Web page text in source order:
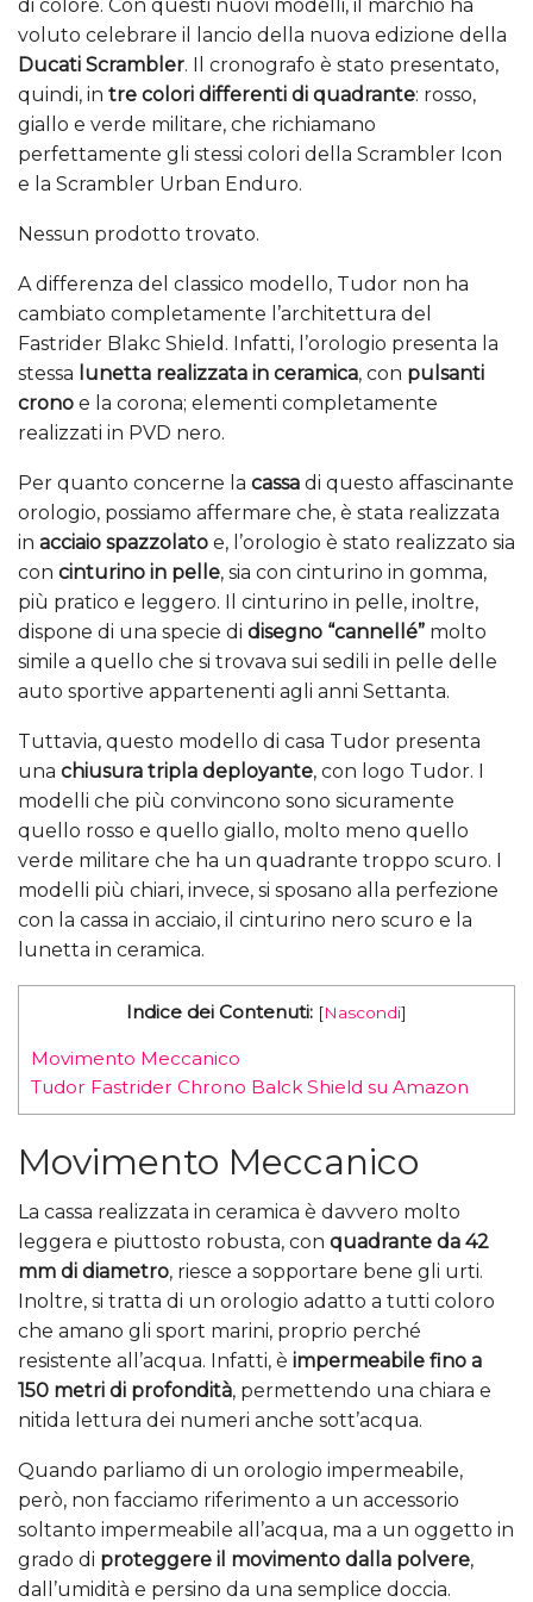
di colore. Con questi nuovi modelli, il marchio ha
voluto celebrare il lancio della nuova edizione della
Ducati Scrambler. Il cronografo è stato presentato,
quindi, in tre colori differenti di quadrante: rosso,
giallo e verde militare, che richiamano
perfettamente gli stessi colori della Scrambler Icon
e la Scrambler Urban Enduro.
Nessun prodotto trovato.
A differenza del classico modello, Tudor non ha
cambiato completamente l’architettura del
Fastrider Blakc Shield. Infatti, l’orologio presenta la
stessa lunetta realizzata in ceramica, con pulsanti
crono e la corona; elementi completamente
realizzati in PVD nero.
Per quanto concerne la cassa di questo affascinante
orologio, possiamo affermare che, è stata realizzata
in acciaio spazzolato e, l’orologio è stato realizzato sia
con cinturino in pelle, sia con cinturino in gomma,
più pratico e leggero. Il cinturino in pelle, inoltre,
dispone di una specie di disegno “cannellé” molto
simile a quello che si trovava sui sedili in pelle delle
auto sportive appartenenti agli anni Settanta.
Tuttavia, questo modello di casa Tudor presenta
una chiusura tripla deployante, con logo Tudor. I
modelli che più convincono sono sicuramente
quello rosso e quello giallo, molto meno quello
verde militare che ha un quadrante troppo scuro. I
modelli più chiari, invece, si sposano alla perfezione
con la cassa in acciaio, il cinturino nero scuro e la
lunetta in ceramica.
Indice dei Contenuti: [Nascondi]
Movimento Meccanico
Tudor Fastrider Chrono Balck Shield su Amazon
Movimento Meccanico
La cassa realizzata in ceramica è davvero molto
leggera e piuttosto robusta, con quadrante da 42
mm di diametro, riesce a sopportare bene gli urti.
Inoltre, si tratta di un orologio adatto a tutti coloro
che amano gli sport marini, proprio perché
resistente all’acqua. Infatti, è impermeabile fino a
150 metri di profondità, permettendo una chiara e
nitida lettura dei numeri anche sott’acqua.
Quando parliamo di un orologio impermeabile,
però, non facciamo riferimento a un accessorio
soltanto impermeabile all’acqua, ma a un oggetto in
grado di proteggere il movimento dalla polvere,
dall’umidità e persino da una semplice doccia.